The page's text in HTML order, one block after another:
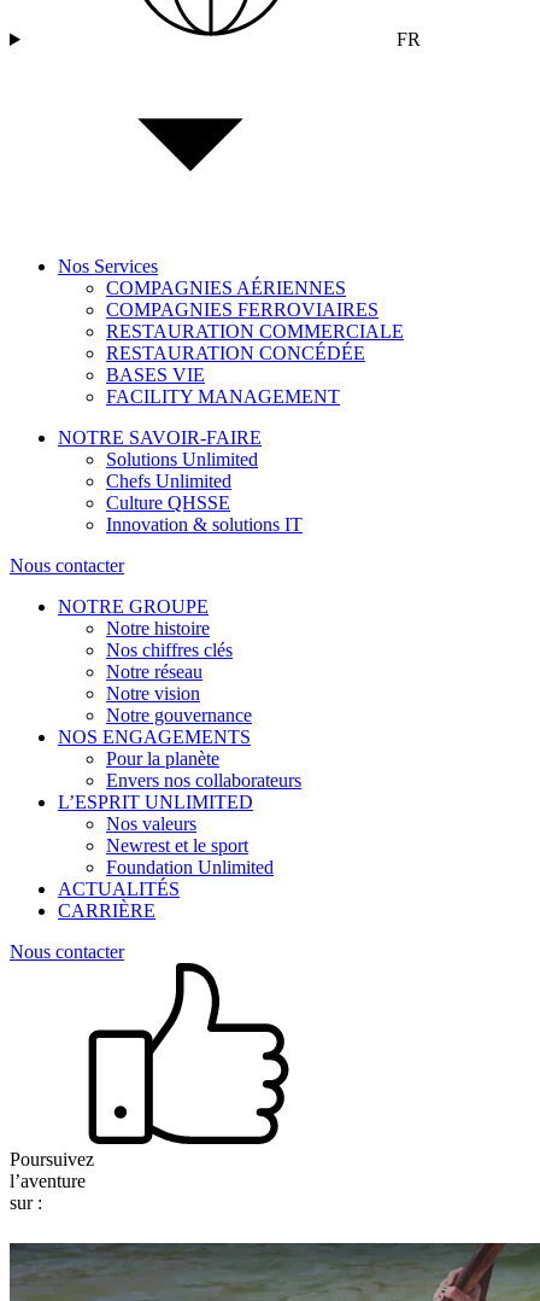
FR
Nos Services
COMPAGNIES AÉRIENNES
COMPAGNIES FERROVIAIRES
RESTAURATION COMMERCIALE
RESTAURATION CONCÉDÉE
BASES VIE
FACILITY MANAGEMENT
NOTRE SAVOIR-FAIRE
Solutions Unlimited
Chefs Unlimited
Culture QHSSE
Innovation & solutions IT
Nous contacter
NOTRE GROUPE
Notre histoire
Nos chiffres clés
Notre réseau
Notre vision
Notre gouvernance
NOS ENGAGEMENTS
Pour la planète
Envers nos collaborateurs
L’ESPRIT UNLIMITED
Nos valeurs
Newrest et le sport
Foundation Unlimited
ACTUALITÉS
CARRIÈRE
Nous contacter
Poursuivez
l’aventure
sur :